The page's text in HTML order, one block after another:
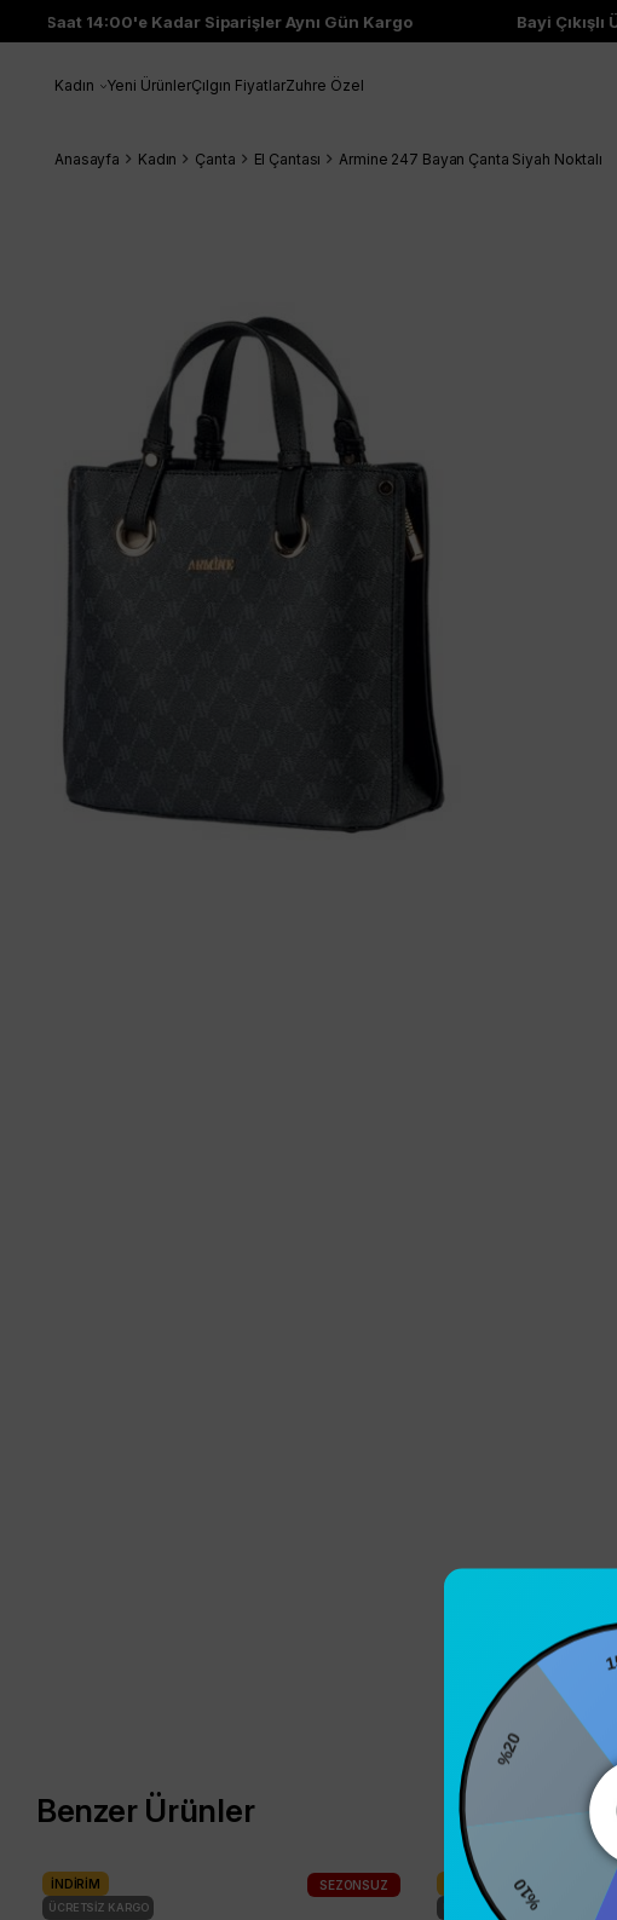
Saat 14:00'e Kadar Siparişler Aynı Gün Kargo Bayi Çıkışlı
Kadın Yeni ÜrünlerÇılgın FiyatlarZuhre Özel
Anasayfa Kadın Çanta El Çantası Armine 247 Bayan Çanta Siyah Noktalı
Benzer Ürünler
İNDIRIM
ÜCRETSIZ KARGO
SEZONSUZ İNDIRIM
ÜCRETSIZ KARGO